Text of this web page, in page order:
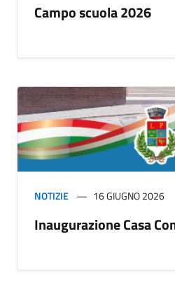
Campo scuola 2026
NOTIZIE 16 GIUGNO 2026
Inaugurazione Casa